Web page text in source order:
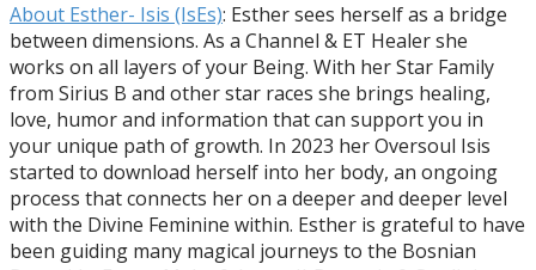
About Esther- Isis (IsEs): Esther sees herself as a bridge
between dimensions. As a Channel & ET Healer she
works on all layers of your Being. With her Star Family
from Sirius B and other star races she brings healing,
love, humor and information that can support you in
your unique path of growth. In 2023 her Oversoul Isis
started to download herself into her body, an ongoing
process that connects her on a deeper and deeper level
with the Divine Feminine within. Esther is grateful to have
been guiding many magical journeys to the Bosnian